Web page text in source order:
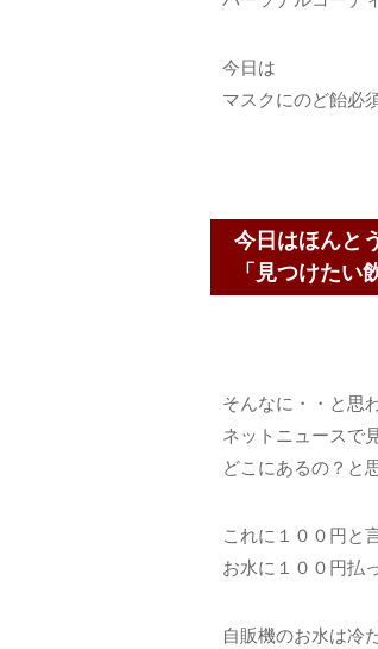
今日は
マスクにのど飴必
今日はほんと
「見つけたい
そんなに・・と思
ネットニュースで
どこにあるの？と
これに１００円と
お水に１００円払
自販機のお水は冷